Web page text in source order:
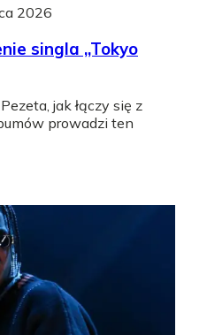
2026
singla „Tokyo
jak łączy się z
prowadzi ten